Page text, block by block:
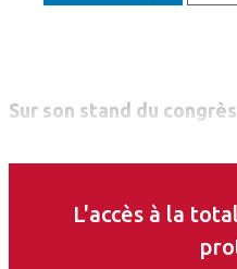
Sur son stand du
Myopia Man.
charge de la myopie
topographie
L'accès à la